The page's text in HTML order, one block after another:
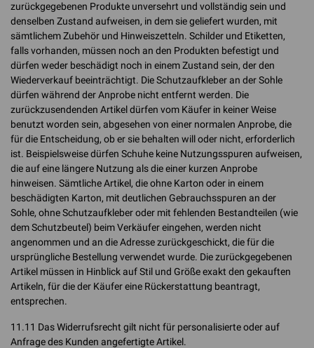
zurückgegebenen Produkte unversehrt und vollständig sein und
denselben Zustand aufweisen, in dem sie geliefert wurden, mit
sämtlichem Zubehör und Hinweiszetteln. Schilder und Etiketten,
falls vorhanden, müssen noch an den Produkten befestigt und
dürfen weder beschädigt noch in einem Zustand sein, der den
Wiederverkauf beeinträchtigt. Die Schutzaufkleber an der Sohle
dürfen während der Anprobe nicht entfernt werden. Die
zurückzusendenden Artikel dürfen vom Käufer in keiner Weise
benutzt worden sein, abgesehen von einer normalen Anprobe, die
für die Entscheidung, ob er sie behalten will oder nicht, erforderlich
ist. Beispielsweise dürfen Schuhe keine Nutzungsspuren aufweisen,
die auf eine längere Nutzung als die einer kurzen Anprobe
hinweisen. Sämtliche Artikel, die ohne Karton oder in einem
beschädigten Karton, mit deutlichen Gebrauchsspuren an der
Sohle, ohne Schutzaufkleber oder mit fehlenden Bestandteilen (wie
dem Schutzbeutel) beim Verkäufer eingehen, werden nicht
angenommen und an die Adresse zurückgeschickt, die für die
ursprüngliche Bestellung verwendet wurde. Die zurückgegebenen
Artikel müssen in Hinblick auf Stil und Größe exakt den gekauften
Artikeln, für die der Käufer eine Rückerstattung beantragt,
entsprechen.
11.11 Das Widerrufsrecht gilt nicht für personalisierte oder auf
Anfrage des Kunden angefertigte Artikel.